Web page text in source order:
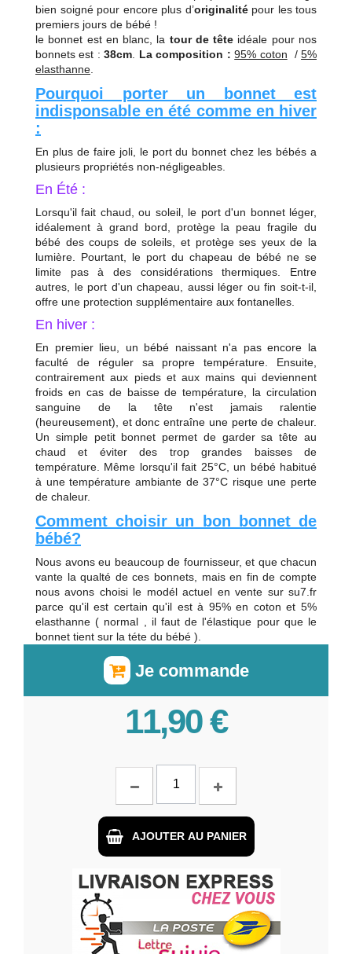
bien soigné pour encore plus d’originalitépour les tous
premiers jours de bébé !
le bonnet est en blanc, la tour de tête idéale pour nos
bonnets est :38cm La composition : 95% coton /5%
elasthanne
Pourquoi porter un bonnet est
indisponsable en été comme en hiver
:
En plus de faire joli, le port du bonnet chez les bébés a
plusieurs propriétés non-négligeables.
En Été :
Lorsqu'il fait chaud, ou soleil, le port d'un bonnet léger,
idéalement à grand bord, protège la peau fragile du
bébé des coups de soleils, et protège ses yeux de la
lumière. Pourtant, le port du chapeau de bébé ne se
limite pas à des considérations thermiques. Entre
autres, le port d'un chapeau, aussi léger ou fin soit-t-il,
offre une protection supplémentaire aux fontanelles.
En hiver :
En premier lieu, un bébé naissant n'a pas encore la
faculté de réguler sa propre température. Ensuite,
contrairement aux pieds et aux mains qui deviennent
froids en cas de baisse de température, la circulation
sanguine de la tête n'est jamais ralentie
(heureusement), et donc entraîne une perte de chaleur.
Un simple petit bonnet permet de garder sa tête au
chaud et éviter des trop grandes baisses de
température. Même lorsqu'il fait 25°C, un bébé habitué
à une température ambiante de 37°C risque une perte
de chaleur.
Comment choisir un bon bonnet de
bébé?
Nous avons eu beaucoup de fournisseur, et que chacun
vante la qualté de ces bonnets, mais en fin de compte
nous avons choisi le modél actuel en vente sur su7.fr
parce qu'il est certain qu'il est à 95% en coton et 5%
elasthanne ( normal , il faut de l'élastique pour que le
bonnet tient sur la téte du bébé ).
Je commande
11,90 €
AJOUTER AU PANIER